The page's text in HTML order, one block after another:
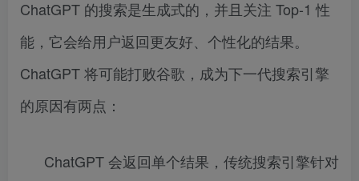
ChatGPT 的搜索是生成式的，并且关注 Top-1 性
能，它会给用户返回更友好、个性化的结果。
ChatGPT 将可能打败谷歌，成为下一代搜索引擎
的原因有两点：
ChatGPT 会返回单个结果，传统搜索引擎针对